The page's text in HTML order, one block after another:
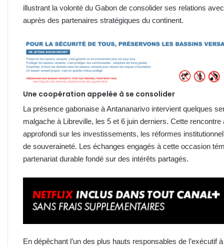
illustrant la volonté du Gabon de consolider ses relations
auprès des partenaires stratégiques du continent.
Une coopération appelée à se consolider
La présence gabonaise à Antananarivo intervient quelques
malgache à Libreville, les 5 et 6 juin derniers. Cette
approfondi sur les investissements, les réformes
de souveraineté. Les échanges engagés à cette occasion
partenariat durable fondé sur des intérêts partagés.
En dépêchant l’un des plus hauts responsables de